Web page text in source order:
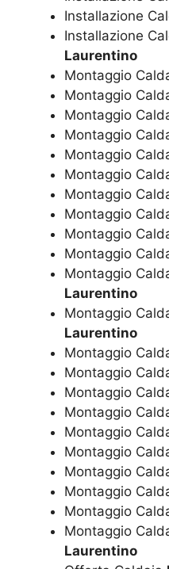
Installazione
Installazione
Laurentino
Montaggio
Montaggio
Montaggio
Montaggio
Montaggio
Montaggio
Montaggio
Montaggio
Montaggio
Montaggio
Montaggio
Laurentino
Montaggio
Laurentino
Montaggio
Montaggio
Montaggio
Montaggio
Montaggio
Montaggio
Montaggio
Montaggio
Montaggio
Montaggio
Laurentino